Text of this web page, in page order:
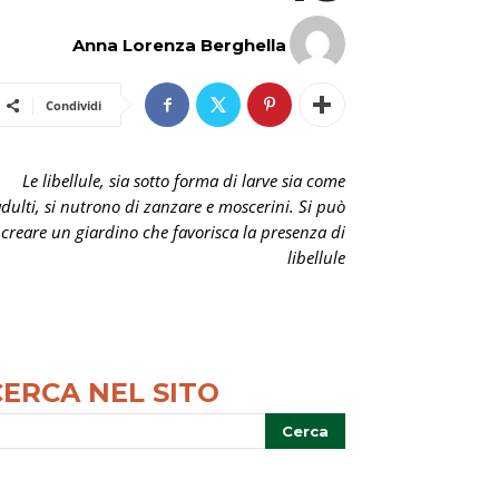
Anna Lorenza Berghella
Condividi
Le libellule, sia sotto forma di larve sia come
si nutrono di zanzare e moscerini. Si può
creare un giardino che favorisca la presenza di
libellule
NEL SITO